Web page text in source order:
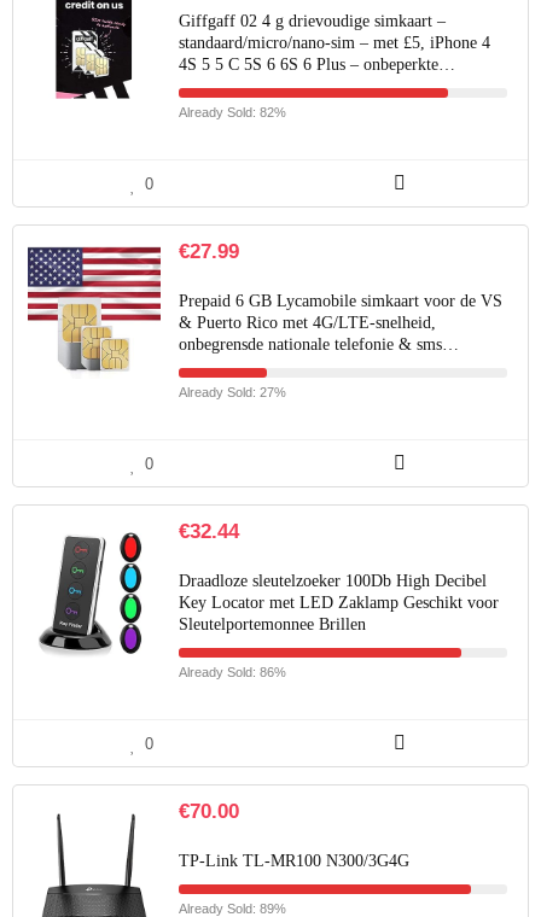
Giffgaff 02 4 g drievoudige simkaart –
standaard/micro/nano-sim – met £5, iPhone 4
4S 5 5 C 5S 6 6S 6 Plus – onbeperkte…
Already Sold: 82%
0
€27.99
Prepaid 6 GB Lycamobile simkaart voor de VS
& Puerto Rico met 4G/LTE-snelheid,
onbegrensde nationale telefonie & sms…
Already Sold: 27%
0
€32.44
Draadloze sleutelzoeker 100Db High Decibel
Key Locator met LED Zaklamp Geschikt voor
Sleutelportemonnee Brillen
Already Sold: 86%
0
€70.00
TP-Link TL-MR100 N300/3G4G
Already Sold: 89%